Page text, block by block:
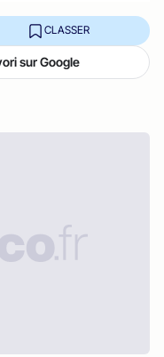
CLASSER
sur Google